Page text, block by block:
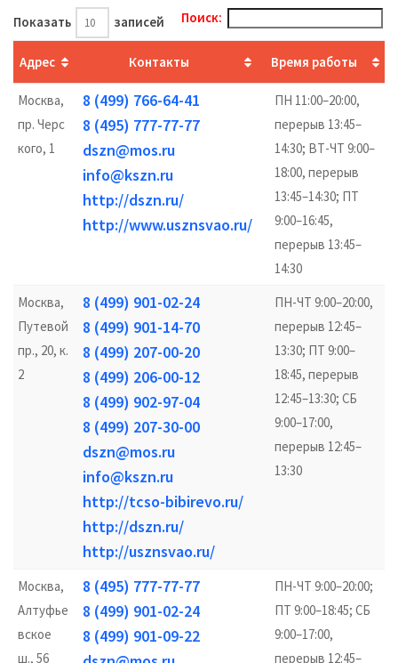
Показать записей Поиск:
Адрес Контакты Время работы
Москва,
пр. Черс
кого, 1
8 (499) 766-64-41
8 (495) 777-77-77
dszn@mos.ru
info@kszn.ru
http://dszn.ru/
http://www.usznsvao.ru/
ПН 11:00–20:00,
перерыв 13:45–
14:30; ВТ-ЧТ 9:00–
18:00, перерыв
13:45–14:30; ПТ
9:00–16:45,
перерыв 13:45–
14:30
Москва,
Путевой
пр., 20, к.
2
8 (499) 901-02-24
8 (499) 901-14-70
8 (499) 207-00-20
8 (499) 206-00-12
8 (499) 902-97-04
8 (499) 207-30-00
dszn@mos.ru
info@kszn.ru
http://tcso-bibirevo.ru/
http://dszn.ru/
http://usznsvao.ru/
ПН-ЧТ 9:00–20:00,
перерыв 12:45–
13:30; ПТ 9:00–
18:45, перерыв
12:45–13:30; СБ
9:00–17:00,
перерыв 12:45–
13:30
Москва,
Алтуфье
вское
ш., 56
8 (495) 777-77-77
8 (499) 901-02-24
8 (499) 901-09-22
ПН-ЧТ 9:00–20:00;
ПТ 9:00–18:45; СБ
9:00–17:00,
перерыв 12:45–